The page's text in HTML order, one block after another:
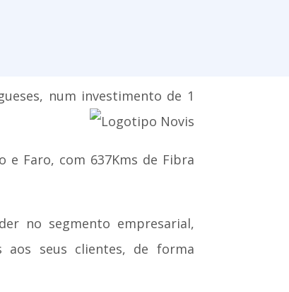
num investimento de 1
e Faro, com 637Kms de Fibra
no segmento empresarial,
aos seus clientes, de forma